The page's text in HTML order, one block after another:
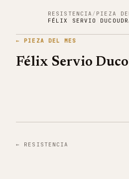
RESISTENCIA / PIEZA
FÉLIX SERVIO
← PIEZA DEL MES
Félix Servio
← RESISTENCIA